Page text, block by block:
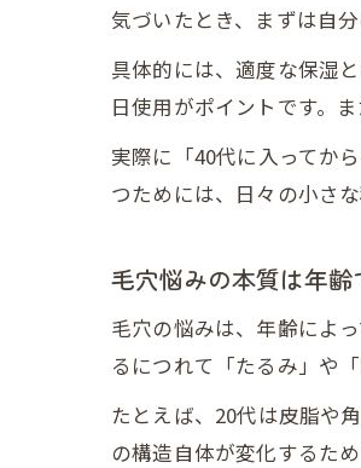
気づいたとき、まずは自
具体的には、適度な保湿
日使用がポイントです。
実際に「40代に入ってか
つためには、日々の小さ
毛穴悩みの本質は年
毛穴の悩みは、年齢によ
るにつれて「たるみ」や
たとえば、20代は皮脂や
の構造自体が変化するた